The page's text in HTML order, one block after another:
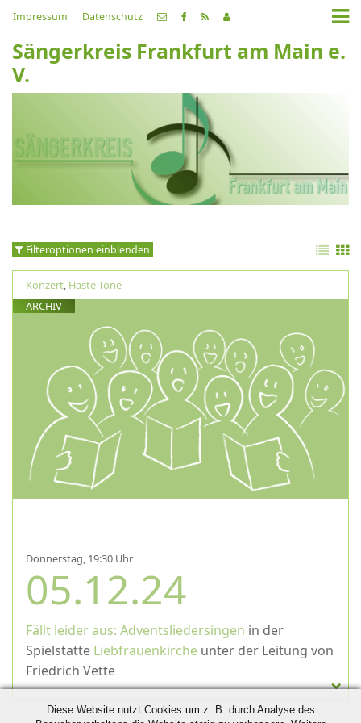
Impressum Datenschutz
Sängerkreis Frankfurt am Main e.
V.
Filteroptionen einblenden
Konzert, Haste Töne
ARCHIV
Donnerstag, 19:30 Uhr
05.12.24
Fällt leider aus: Adventsliedersingen in der
Spielstätte Liebfrauenkirche unter der Leitung von
Friedrich Vette
Diese Website nutzt Cookies um z. B. durch Analyse des